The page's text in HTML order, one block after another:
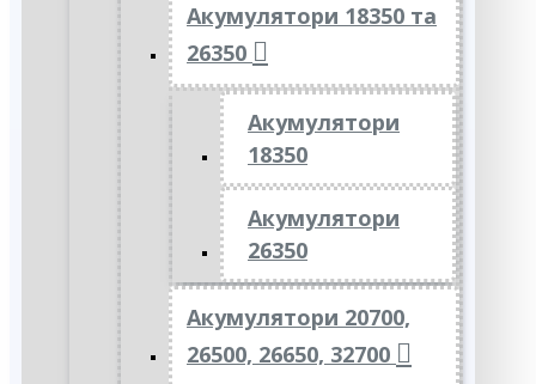
Акумулятори 18350 та
26350
Акумулятори
18350
Акумулятори
26350
Акумулятори 20700,
26500, 26650, 32700